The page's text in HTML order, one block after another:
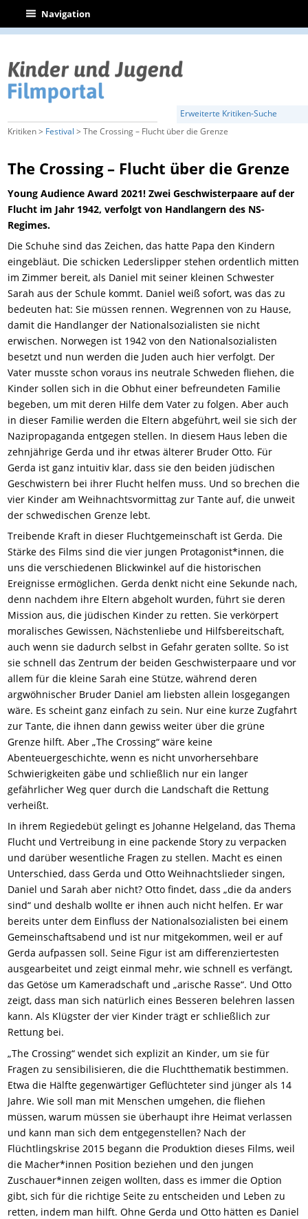
| Navigation
Erweiterte Kritiken-Suche
Kritiken > Festival > The Crossing – Flucht über die Grenze
The Crossing – Flucht über die Grenze
Young Audience Award 2021! Zwei Geschwisterpaare auf der
Flucht im Jahr 1942, verfolgt von Handlangern des NS-
Regimes.
Die Schuhe sind das Zeichen, das hatte Papa den Kindern
eingebläut. Die schicken Lederslipper stehen ordentlich mitten
im Zimmer bereit, als Daniel mit seiner kleinen Schwester
Sarah aus der Schule kommt. Daniel weiß sofort, was das zu
bedeuten hat: Sie müssen rennen. Wegrennen von zu Hause,
damit die Handlanger der Nationalsozialisten sie nicht
erwischen. Norwegen ist 1942 von den Nationalsozialisten
besetzt und nun werden die Juden auch hier verfolgt. Der
Vater musste schon voraus ins neutrale Schweden fliehen, die
Kinder sollen sich in die Obhut einer befreundeten Familie
begeben, um mit deren Hilfe dem Vater zu folgen. Aber auch
in dieser Familie werden die Eltern abgeführt, weil sie sich der
Nazipropaganda entgegen stellen. In diesem Haus leben die
zehnjährige Gerda und ihr etwas älterer Bruder Otto. Für
Gerda ist ganz intuitiv klar, dass sie den beiden jüdischen
Geschwistern bei ihrer Flucht helfen muss. Und so brechen die
vier Kinder am Weihnachtsvormittag zur Tante auf, die unweit
der schwedischen Grenze lebt.
Treibende Kraft in dieser Fluchtgemeinschaft ist Gerda. Die
Stärke des Films sind die vier jungen Protagonist*innen, die
uns die verschiedenen Blickwinkel auf die historischen
Ereignisse ermöglichen. Gerda denkt nicht eine Sekunde nach,
denn nachdem ihre Eltern abgeholt wurden, führt sie deren
Mission aus, die jüdischen Kinder zu retten. Sie verkörpert
moralisches Gewissen, Nächstenliebe und Hilfsbereitschaft,
auch wenn sie dadurch selbst in Gefahr geraten sollte. So ist
sie schnell das Zentrum der beiden Geschwisterpaare und vor
allem für die kleine Sarah eine Stütze, während deren
argwöhnischer Bruder Daniel am liebsten allein losgegangen
wäre. Es scheint ganz einfach zu sein. Nur eine kurze Zugfahrt
zur Tante, die ihnen dann gewiss weiter über die grüne
Grenze hilft. Aber „The Crossing“ wäre keine
Abenteuergeschichte, wenn es nicht unvorhersehbare
Schwierigkeiten gäbe und schließlich nur ein langer
gefährlicher Weg quer durch die Landschaft die Rettung
verheißt.
In ihrem Regiedebüt gelingt es Johanne Helgeland, das Thema
Flucht und Vertreibung in eine packende Story zu verpacken
und darüber wesentliche Fragen zu stellen. Macht es einen
Unterschied, dass Gerda und Otto Weihnachtslieder singen,
Daniel und Sarah aber nicht? Otto findet, dass „die da anders
sind“ und deshalb wollte er ihnen auch nicht helfen. Er war
bereits unter dem Einfluss der Nationalsozialisten bei einem
Gemeinschaftsabend und ist nur mitgekommen, weil er auf
Gerda aufpassen soll. Seine Figur ist am differenziertesten
ausgearbeitet und zeigt einmal mehr, wie schnell es verfängt,
das Getöse um Kameradschaft und „arische Rasse“. Und Otto
zeigt, dass man sich natürlich eines Besseren belehren lassen
kann. Als Klügster der vier Kinder trägt er schließlich zur
Rettung bei.
„The Crossing“ wendet sich explizit an Kinder, um sie für
Fragen zu sensibilisieren, die die Fluchtthematik bestimmen.
Etwa die Hälfte gegenwärtiger Geflüchteter sind jünger als 14
Jahre. Wie soll man mit Menschen umgehen, die fliehen
müssen, warum müssen sie überhaupt ihre Heimat verlassen
und kann man sich dem entgegenstellen? Nach der
Flüchtlingskrise 2015 begann die Produktion dieses Films, weil
die Macher*innen Position beziehen und den jungen
Zuschauer*innen zeigen wollten, dass es immer die Option
gibt, sich für die richtige Seite zu entscheiden und Leben zu
retten, indem man hilft. Ohne Gerda und Otto hätten es Daniel